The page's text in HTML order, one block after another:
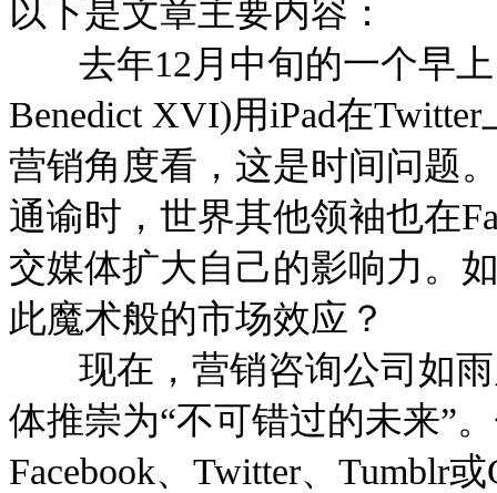
以下是文章主要内容：
去年12月中旬的一个早上
Benedict XVI)用iPad在
营销角度看，这是时间问题
通谕时，世界其他领袖也在
交媒体扩大自己的影响力。
此魔术般的市场效应？
现在，营销咨询公司如雨
体推崇为“不可错过的未来”
Facebook、Twitter、Tumblr